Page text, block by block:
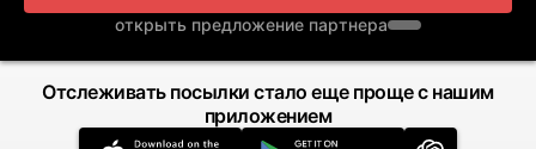
открыть предложение партнера
Отслеживать посылки стало еще проще с нашим
приложением